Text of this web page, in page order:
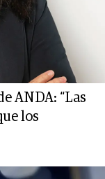
ANDA: “Las
los